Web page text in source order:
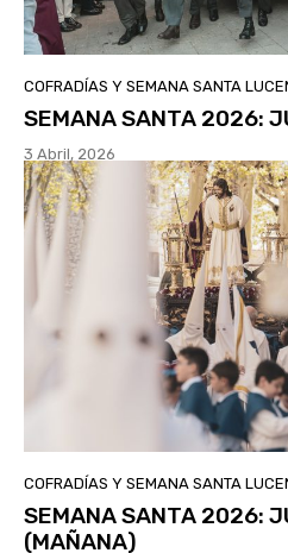
COFRADÍAS Y SEMANA SANTA
SEMANA SANTA 2026:
3 Abril, 2026
COFRADÍAS Y SEMANA SANTA
SEMANA SANTA 2026:
(MAÑANA)